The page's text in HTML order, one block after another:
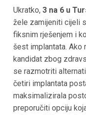
Ukratko, 3 na 6 u
žele zamijeniti cijeli
fiksnim rješenjem i
šest implantata.
kandidat zbog
se razmotriti
četiri implantata
maksimalizirala
preporučiti opciju